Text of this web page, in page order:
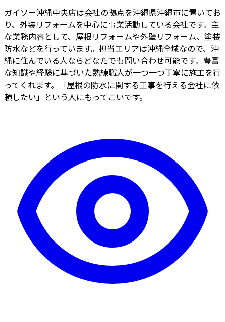
ガイソー沖縄中央店は会社の拠点を沖縄県沖縄市に置いてお
り、外装リフォームを中心に事業活動している会社です。主
な業務内容として、屋根リフォームや外壁リフォーム、塗装
防水などを行っています。担当エリアは沖縄全域なので、沖
縄に住んでいる人ならどなたでも問い合わせ可能です。豊富
な知識や経験に基づいた熟練職人が一つ一つ丁寧に施工を行
ってくれます。「屋根の防水に関する工事を行える会社に依
頼したい」という人にもってこいです。